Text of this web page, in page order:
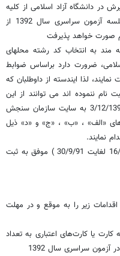
در دانشگاه آزاد اسلامی از کلیه
داوطلبان ،در زمان توزیع کارت شرکت در جلسه آزمون سراسری سال 1392 از
صورت خواهد پذیرفت
مند به انتخاب کد رشته محلهای
دانشگاه آزاد اسلامی، ضرورت دارد براساس ضوابط
ثبت نام و شرکت نمایند، لذا ایندسته از داوطلبان که
تاریخ در آزمون سراسری سال 1392 ثبت نام ننموده اند می توانند از این
تاریخ (30/11/1391) تا پایان روز پنج شنبه 3/12/1391 به سایت سازمان سنجش
«الف» ، «ب» ، «ج» و «د» ذیل
دسته دوم : داوطلبانیکه در زمان مقرر (16/9/91 لغایت 30/9/91 ) موفق به ثبت
زیر را به‌ موقع‌ و در مهلت‌
کارت یا کارت‌های اعتباری به تعداد
سراسری سال 1392